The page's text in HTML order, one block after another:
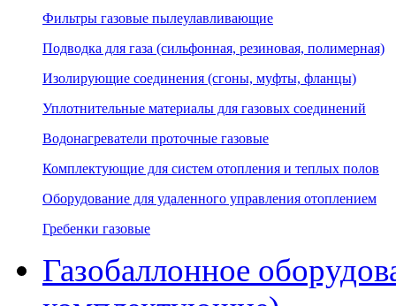
Фильтры газовые пылеулавливающие
Подводка для газа (сильфонная, резиновая, полимерная)
Изолирующие соединения (сгоны, муфты, фланцы)
Уплотнительные материалы для газовых соединений
Водонагреватели проточные газовые
Комплектующие для систем отопления и теплых полов
Оборудование для удаленного управления отоплением
Гребенки газовые
Газобаллонное